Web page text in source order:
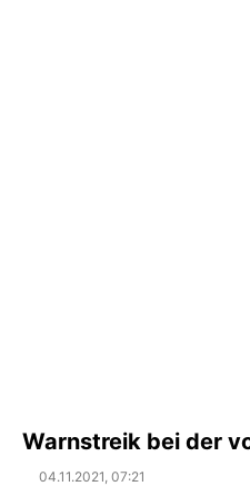
Warnstreik bei der
Posted
04.11.2021, 07:21